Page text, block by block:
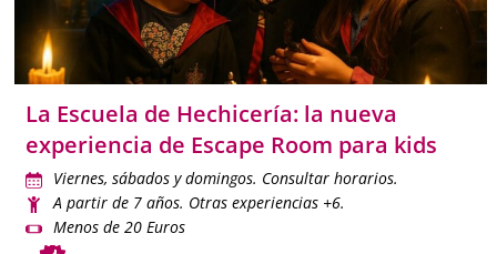
La Escuela de Hechicería: la nueva
experiencia de Escape Room para kids
Viernes, sábados y domingos. Consultar horarios.
A partir de 7 años. Otras experiencias +6.
Menos de 20 Euros